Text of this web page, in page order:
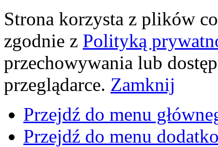
Strona korzysta z plików
zgodnie z Polityką
przechowywania lub
przeglądarce. Zamknij
Przejdź do menu
Przejdź do menu